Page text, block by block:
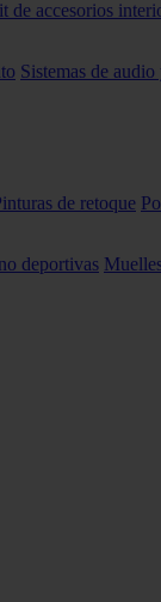
de accesorios
Sistemas de
de retoque
deportivas